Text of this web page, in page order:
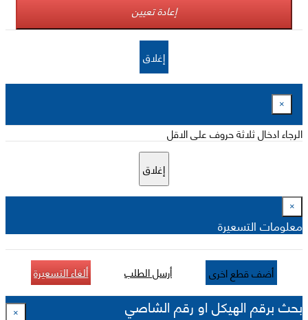
إعادة تعيين
إغلاق
×
الرجاء ادخال ثلاثة حروف على الاقل
إغلاق
×
معلومات التسعيرة
أضف قطع اخرى أرسل الطلب ألغاء التسعيرة
بحث برقم الهيكل او رقم الشاصي ×